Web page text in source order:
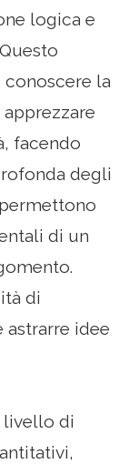
logica e
la
facendo
degli
di un
di
astrarre idee
livello di